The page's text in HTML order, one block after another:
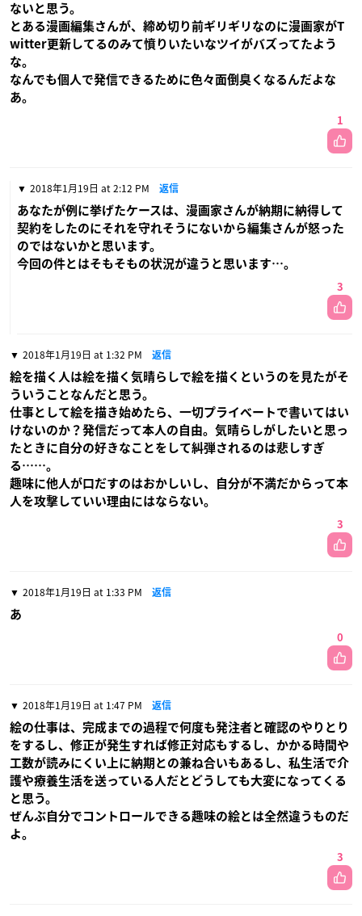
ないと思う。
とある漫画編集さんが、締め切り前ギリギリなのに漫画家がT
witter更新してるのみて憤りいたいなツイがバズってたよう
な。
なんでも個人で発信できるために色々面倒臭くなるんだよな
あ。
1
2018年1月19日 at 2:12 PM 返信
あなたが例に挙げたケースは、漫画家さんが納期に納得して
契約をしたのにそれを守れそうにないから編集さんが怒った
のではないかと思います。
今回の件とはそもそもの状況が違うと思います…。
3
2018年1月19日 at 1:32 PM 返信
絵を描く人は絵を描く気晴らしで絵を描くというのを見たがそ
ういうことなんだと思う。
仕事として絵を描き始めたら、一切プライベートで書いてはい
けないのか？発信だって本人の自由。気晴らしがしたいと思っ
たときに自分の好きなことをして糾弾されるのは悲しすぎ
る……。
趣味に他人が口だすのはおかしいし、自分が不満だからって本
人を攻撃していい理由にはならない。
3
2018年1月19日 at 1:33 PM 返信
あ
0
2018年1月19日 at 1:47 PM 返信
絵の仕事は、完成までの過程で何度も発注者と確認のやりとり
をするし、修正が発生すれば修正対応もするし、かかる時間や
工数が読みにくい上に納期との兼ね合いもあるし、私生活で介
護や療養生活を送っている人だとどうしても大変になってくる
と思う。
ぜんぶ自分でコントロールできる趣味の絵とは全然違うものだ
よ。
3